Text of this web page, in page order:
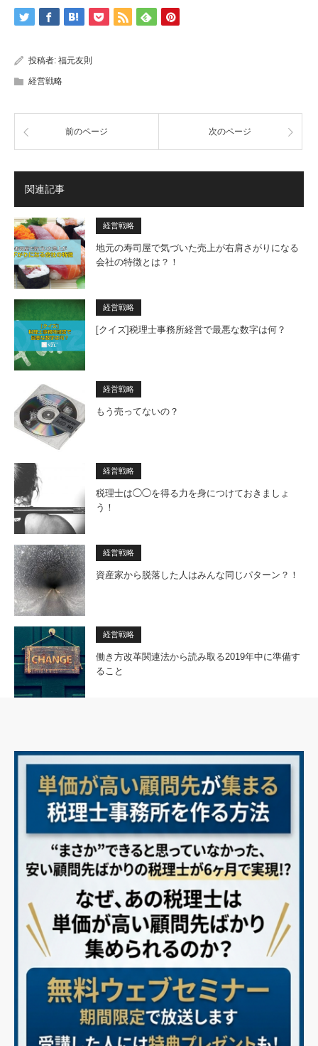
投稿者: 福元友則
経営戦略
前のページ 次のページ
関連記事
経営戦略
地元の寿司屋で気づいた売上が右肩さがりになる
会社の特徴とは？！
経営戦略
[クイズ]税理士事務所経営で最悪な数字は何？
経営戦略
もう売ってないの？
経営戦略
税理士は◯◯を得る力を身につけておきましょ
う！
経営戦略
資産家から脱落した人はみんな同じパターン？！
経営戦略
働き方改革関連法から読み取る2019年中に準備す
ること